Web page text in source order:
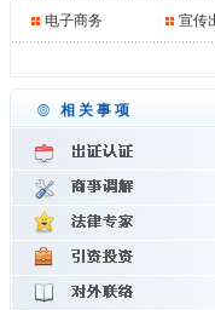
电子商务 宣传
相关事项